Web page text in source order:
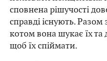
сповнена рішучості
справді існують.
котом вона шукає їх та
щоб їх спіймати.